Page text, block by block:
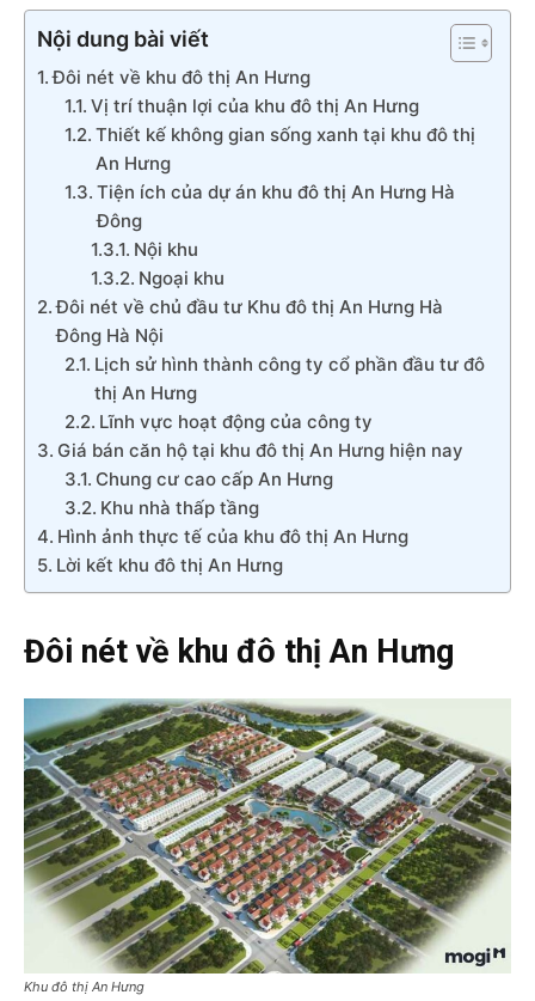
Nội dung bài viết
Đôi nét về khu đô thị An Hưng
Vị trí thuận lợi của khu đô thị An Hưng
Thiết kế không gian sống xanh tại khu đô thị
An Hưng
Tiện ích của dự án khu đô thị An Hưng Hà
Đông
Nội khu
Ngoại khu
Đôi nét về chủ đầu tư Khu đô thị An Hưng Hà
Đông Hà Nội
Lịch sử hình thành công ty cổ phần đầu tư đô
thị An Hưng
Lĩnh vực hoạt động của công ty
Giá bán căn hộ tại khu đô thị An Hưng hiện nay
Chung cư cao cấp An Hưng
Khu nhà thấp tầng
Hình ảnh thực tế của khu đô thị An Hưng
Lời kết khu đô thị An Hưng
Đôi nét về khu đô thị An Hưng
Khu đô thị An Hưng